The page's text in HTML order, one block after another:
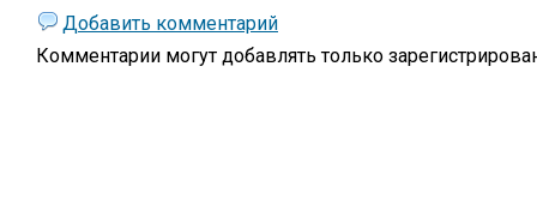
Добавить комментарий
Комментарии могут добавлять только